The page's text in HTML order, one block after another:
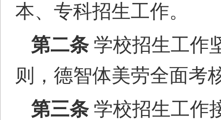
本、专科招生工作。
第二条 学校招生工作
则，德智体美劳全面考
第三条 学校招生工作